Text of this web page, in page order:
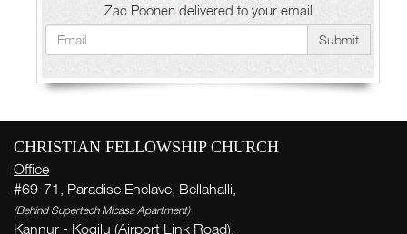
Zac Poonen delivered to your email
Submit
CHRISTIAN FELLOWSHIP CHURCH
Office
#69-71, Paradise Enclave, Bellahalli,
(Behind Supertech Micasa Apartment)
Kannur - Kogilu (Airport Link Road),